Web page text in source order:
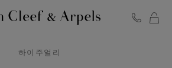
리
하이주얼리